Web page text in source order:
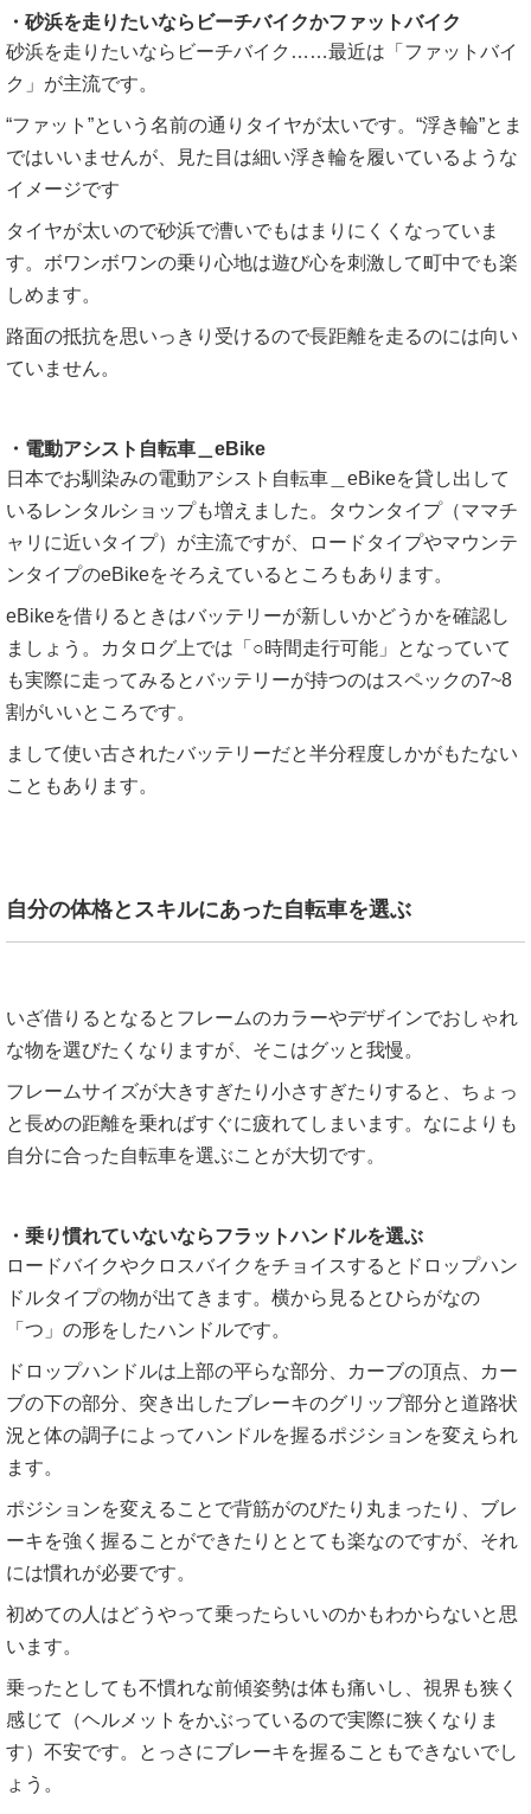
・砂浜を走りたいならビーチバイクかファットバイク
砂浜を走りたいならビーチバイク……最近は「ファットバイ
ク」が主流です。
“ファット”という名前の通りタイヤが太いです。“浮き輪”とま
ではいいませんが、見た目は細い浮き輪を履いているような
イメージです
タイヤが太いので砂浜で漕いでもはまりにくくなっていま
す。ボワンボワンの乗り心地は遊び心を刺激して町中でも楽
しめます。
路面の抵抗を思いっきり受けるので長距離を走るのには向い
ていません。
・電動アシスト自転車＿eBike
日本でお馴染みの電動アシスト自転車＿eBikeを貸し出して
いるレンタルショップも増えました。タウンタイプ（ママチ
ャリに近いタイプ）が主流ですが、ロードタイプやマウンテ
ンタイプのeBikeをそろえているところもあります。
eBikeを借りるときはバッテリーが新しいかどうかを確認し
ましょう。カタログ上では「○時間走行可能」となっていて
も実際に走ってみるとバッテリーが持つのはスペックの7~8
割がいいところです。
まして使い古されたバッテリーだと半分程度しかがもたない
こともあります。
自分の体格とスキルにあった自転車を選ぶ
いざ借りるとなるとフレームのカラーやデザインでおしゃれ
な物を選びたくなりますが、そこはグッと我慢。
フレームサイズが大きすぎたり小さすぎたりすると、ちょっ
と長めの距離を乗ればすぐに疲れてしまいます。なによりも
自分に合った自転車を選ぶことが大切です。
・乗り慣れていないならフラットハンドルを選ぶ
ロードバイクやクロスバイクをチョイスするとドロップハン
ドルタイプの物が出てきます。横から見るとひらがなの
「つ」の形をしたハンドルです。
ドロップハンドルは上部の平らな部分、カーブの頂点、カー
ブの下の部分、突き出したブレーキのグリップ部分と道路状
況と体の調子によってハンドルを握るポジションを変えられ
ます。
ポジションを変えることで背筋がのびたり丸まったり、ブレ
ーキを強く握ることができたりととても楽なのですが、それ
には慣れが必要です。
初めての人はどうやって乗ったらいいのかもわからないと思
います。
乗ったとしても不慣れな前傾姿勢は体も痛いし、視界も狭く
感じて（ヘルメットをかぶっているので実際に狭くなりま
す）不安です。とっさにブレーキを握ることもできないでし
ょう。